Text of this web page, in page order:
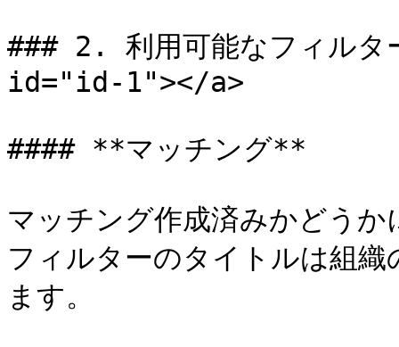
### 2. 利用可能なフィル
id="id-1"></a>
#### **マッチング**
マッチング作成済みかどう
フィルターのタイトルは組
ます。